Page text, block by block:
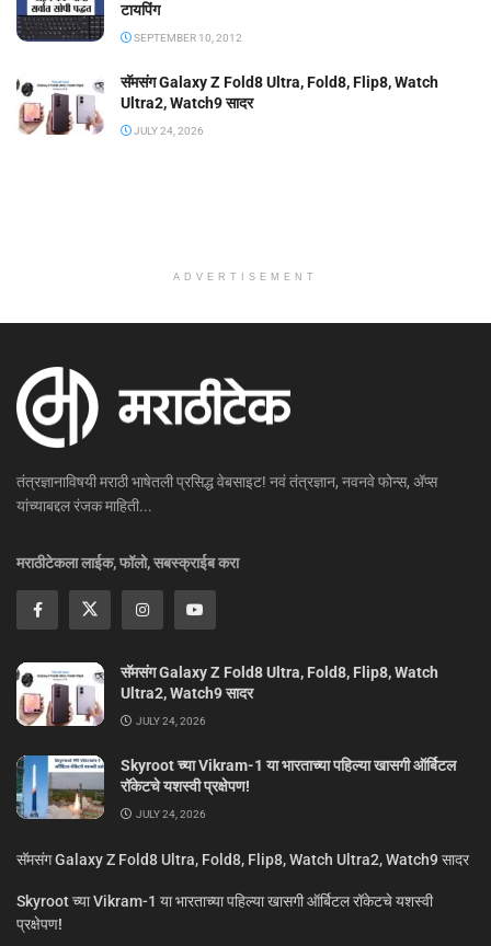
टायपिंग
SEPTEMBER 10, 2012
सॅमसंग Galaxy Z Fold8 Ultra, Fold8, Flip8, Watch
Ultra2, Watch9 सादर
JULY 24, 2026
ADVERTISEMENT
तंत्रज्ञानाविषयी मराठी भाषेतली प्रसिद्ध वेबसाइट! नवं तंत्रज्ञान, नवनवे फोन्स, ॲप्स
यांच्याबद्दल रंजक माहिती...
मराठीटेकला लाईक, फॉलो, सबस्क्राईब करा
सॅमसंग Galaxy Z Fold8 Ultra, Fold8, Flip8, Watch
Ultra2, Watch9 सादर
JULY 24, 2026
Skyroot च्या Vikram-1 या भारताच्या पहिल्या खासगी ऑर्बिटल
रॉकेटचे यशस्वी प्रक्षेपण!
JULY 24, 2026
सॅमसंग Galaxy Z Fold8 Ultra, Fold8, Flip8, Watch Ultra2, Watch9 सादर
Skyroot च्या Vikram-1 या भारताच्या पहिल्या खासगी ऑर्बिटल रॉकेटचे यशस्वी
प्रक्षेपण!